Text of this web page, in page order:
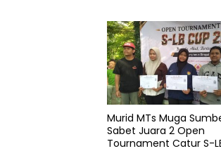
Murid MTs Muga
Sabet Juara 2 Open
Tournament Catur S-